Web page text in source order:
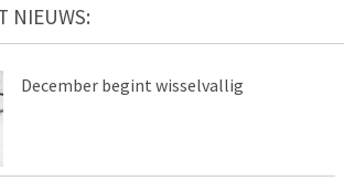
NIEUWS:
December begint wisselvallig